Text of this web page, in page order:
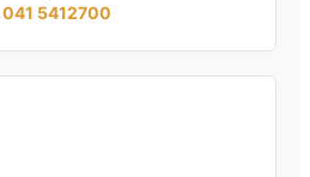
041 5412700